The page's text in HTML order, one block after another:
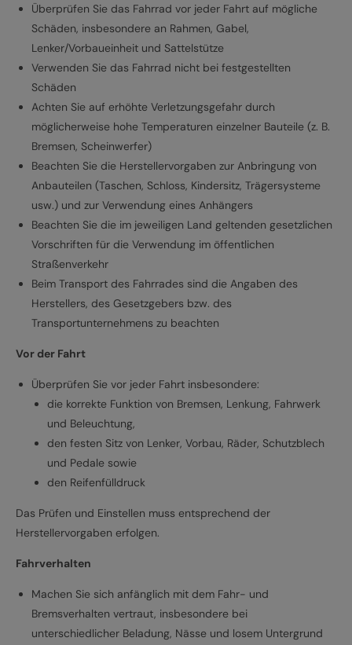
Überprüfen Sie das Fahrrad vor jeder Fahrt auf mögliche
Schäden, insbesondere an Rahmen, Gabel,
Lenker/Vorbaueinheit und Sattelstütze
Verwenden Sie das Fahrrad nicht bei festgestellten
Schäden
Achten Sie auf erhöhte Verletzungsgefahr durch
möglicherweise hohe Temperaturen einzelner Bauteile (z. B.
Bremsen, Scheinwerfer)
Beachten Sie die Herstellervorgaben zur Anbringung von
Anbauteilen (Taschen, Schloss, Kindersitz, Trägersysteme
usw.) und zur Verwendung eines Anhängers
Beachten Sie die im jeweiligen Land geltenden gesetzlichen
Vorschriften für die Verwendung im öffentlichen
Straßenverkehr
Beim Transport des Fahrrades sind die Angaben des
Herstellers, des Gesetzgebers bzw. des
Transportunternehmens zu beachten
Vor der Fahrt
Überprüfen Sie vor jeder Fahrt insbesondere:
die korrekte Funktion von Bremsen, Lenkung, Fahrwerk
und Beleuchtung,
den festen Sitz von Lenker, Vorbau, Räder, Schutzblech
und Pedale sowie
den Reifenfülldruck
Das Prüfen und Einstellen muss entsprechend der
Herstellervorgaben erfolgen.
Fahrverhalten
Machen Sie sich anfänglich mit dem Fahr- und
Bremsverhalten vertraut, insbesondere bei
unterschiedlicher Beladung, Nässe und losem Untergrund